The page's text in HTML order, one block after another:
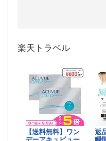
楽天トラベル